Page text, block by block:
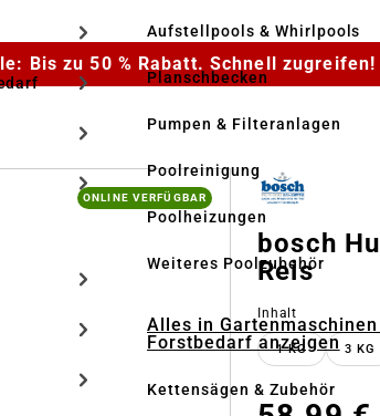
Aufstellpools & Whirlpools
Planschbecken
Pumpen & Filteranlagen
Poolreinigung
Poolheizungen
Weiteres Poolzubehör
Alles in Gartenmaschinen
Forstbedarf anzeigen
Kettensägen & Zubehör
Bis zu 50 % Rabatt. Schnell zugreifen!
ONLINE VERFÜGBAR
bosch
Reis
Inhalt
1 KG 3 KG